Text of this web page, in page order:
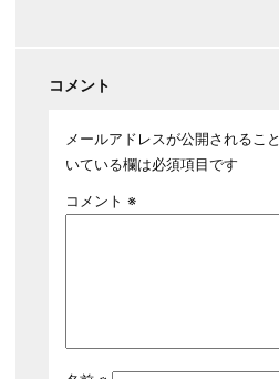
コメント
メールアドレスが公開されるこ
いている欄は必須項目です
コメント ※